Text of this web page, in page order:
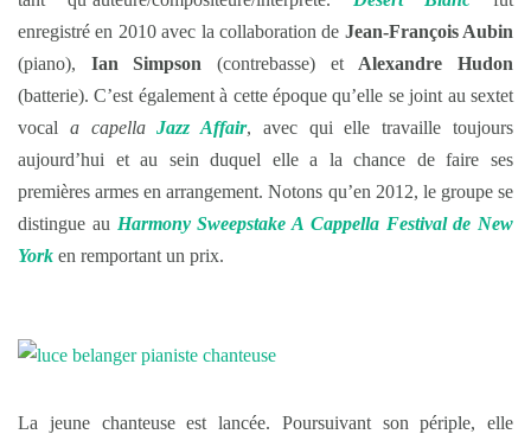
enregistré en 2010 avec la collaboration de Jean-François Aubin
(piano), Ian Simpson (contrebasse) et Alexandre Hudon
(batterie). C’est également à cette époque qu’elle se joint au sextet
vocal a capella Jazz Affair, avec qui elle travaille toujours
aujourd’hui et au sein duquel elle a la chance de faire ses
premières armes en arrangement. Notons qu’en 2012, le groupe se
distingue au Harmony Sweepstake A Cappella Festival de New
York en remportant un prix.
La jeune chanteuse est lancée. Poursuivant son périple, elle